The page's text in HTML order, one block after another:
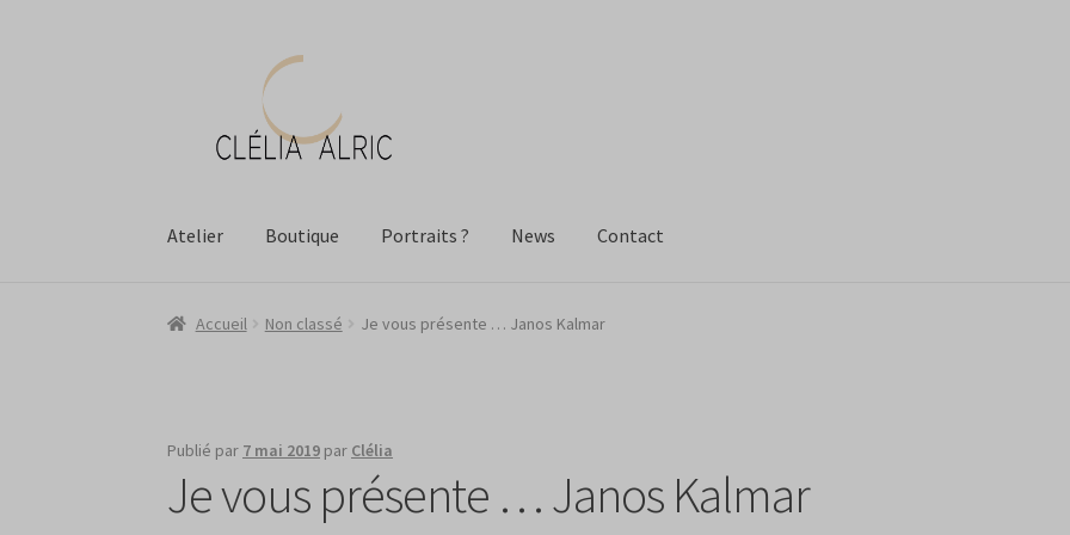
navigation
Atelier Boutique Portraits ? News Contact
Accueil Non classé Je vous présente … Janos Kalmar
Publié par 7 mai 2019 par Clélia
Je vous présente … Janos Kalmar